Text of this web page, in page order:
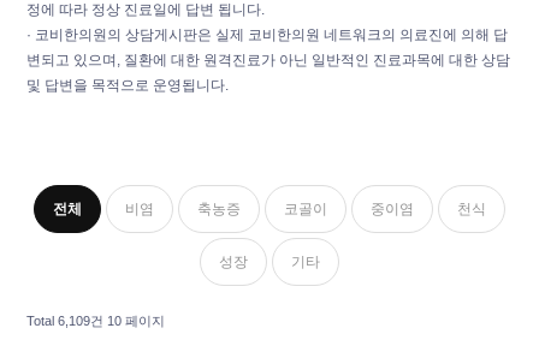
정에 따라 정상 진료일에 답변 됩니다.
· 코비한의원의 상담게시판은 실제 코비한의원 네트워크의 의료진에 의해 답
변되고 있으며, 질환에 대한 원격진료가 아닌 일반적인 진료과목에 대한 상담
및 답변을 목적으로 운영됩니다.
전체 비염 축농증 코골이 중이염 천식
성장 기타
Total 6,109건 10 페이지